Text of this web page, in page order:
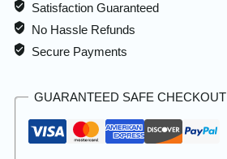
Satisfaction Guaranteed
No Hassle Refunds
Secure Payments
GUARANTEED SAFE CHECKOUT